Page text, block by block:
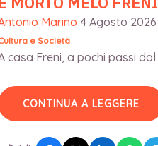
Marino 4 Agosto 2026
e Società
casa Freni, a pochi passi
CONTINUA A LEGGERE